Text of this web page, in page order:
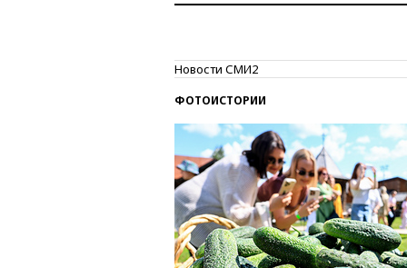
Новости СМИ2
ФОТОИСТОРИИ